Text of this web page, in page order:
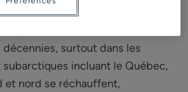
de gaz à effet de serre. Le
surtout dans les
incluant le Québec,
et nord se réchauffent,